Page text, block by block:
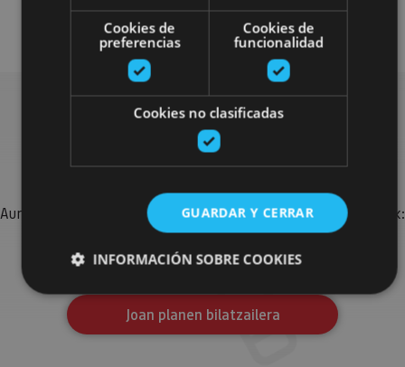
Arquitectura civil Visitas guiadas
Bilatu plan gehiago
Aurkitu zure bidaia Nafarroan osatzeko planak eta iradokizunak:
jarduera antolatuak, bisitak eta agendaren ekitaldi
garrantzitsuenak.
Joan planen bilatzailera
Cookies de
preferencias
Cookies de
funcionalidad
Cookies no clasificadas
GUARDAR Y CERRAR
INFORMACIÓN SOBRE COOKIES